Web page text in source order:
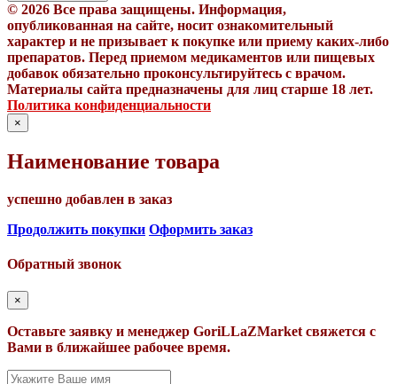
© 2026 Все права защищены. Информация,
опубликованная на сайте, носит ознакомительный
характер и не призывает к покупке или приему каких-либо
препаратов. Перед приемом медикаментов или пищевых
добавок обязательно проконсультируйтесь с врачом.
Материалы сайта предназначены для лиц старше 18 лет.
Политика конфиденциальности
×
Наименование товара
успешно добавлен в заказ
Продолжить покупки Оформить заказ
Обратный звонок
×
Оставьте заявку и менеджер GoriLLaZMarket свяжется с
Вами в ближайшее рабочее время.